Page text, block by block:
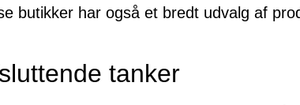
butikker har også et bredt udvalg af
tanker